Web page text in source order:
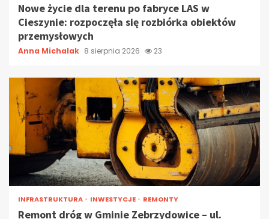
Nowe życie dla terenu po fabryce LAS w
Cieszynie: rozpoczęła się rozbiórka obiektów
przemysłowych
Anna Michalak 8 sierpnia 2026 23
INFRASTRUKTURA INWESTYCJE REMONTY
Remont dróg w Gminie Zebrzydowice – ul.